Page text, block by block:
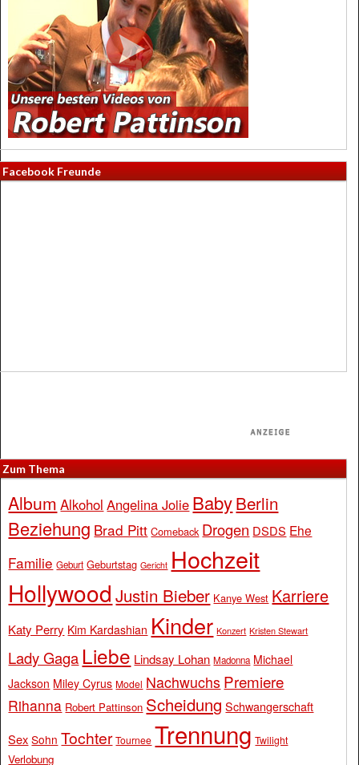
Facebook Freunde
Zum Thema
Album Alkohol Angelina Jolie BabyBerlin
Beziehung Brad Pitt Comeback Drogen DSDS Ehe
Familie Geburt Geburtstag Gericht Hochzeit
Hollywood Justin Bieber Kanye West Karriere
Katy Perry Kim Kardashian Kinder Konzert Kristen Stewart
Lady Gaga Liebe Lindsay Lohan Madonna Michael
Jackson Miley Cyrus Model Nachwuchs Premiere
Rihanna Robert Pattinson Scheidung Schwangerschaft
Sex Sohn Tochter Tournee Trennung Twilight
Verlobung